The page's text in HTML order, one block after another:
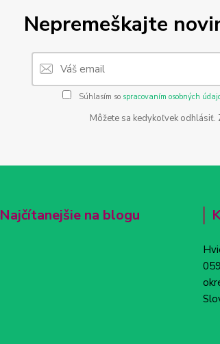
Nepremeškajte
Súhlasím so spracovaním osobných
Môžete sa kedykoľvek odhlásiť.
Najčítanejšie na blogu